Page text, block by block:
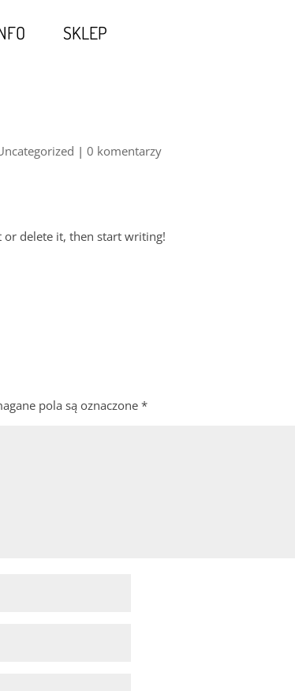
SKLEP
| 0 komentarzy
or delete it, then start writing!
pola są oznaczone *